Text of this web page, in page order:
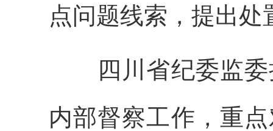
点问题线索，提出处
四川省纪委监委
内部督察工作，重